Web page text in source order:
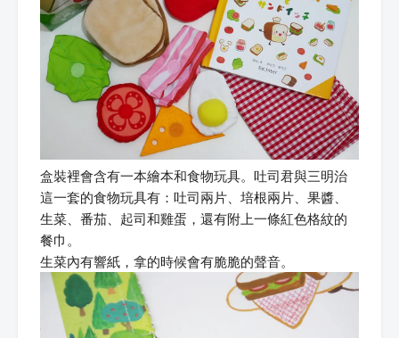
盒裝裡會含有一本繪本和食物玩具。吐司君與三明治
這一套的食物玩具有：吐司兩片、培根兩片、果醬、
生菜、番茄、起司和雞蛋，還有附上一條紅色格紋的
餐巾。
生菜內有響紙，拿的時候會有脆脆的聲音。